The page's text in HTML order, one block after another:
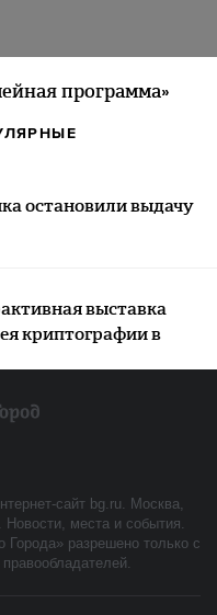
программа»
остановили выдачу
выставка
криптографии в
сайт bg.ru. Москва,
Новости, места и события.
Города» разрешено только с